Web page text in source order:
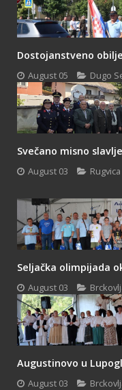
Dostojanstveno
August 05 Dugo
Svečano misno
August 03 Rugvica
Seljačka olimpijada
August 03
Augustinovo u
August 03